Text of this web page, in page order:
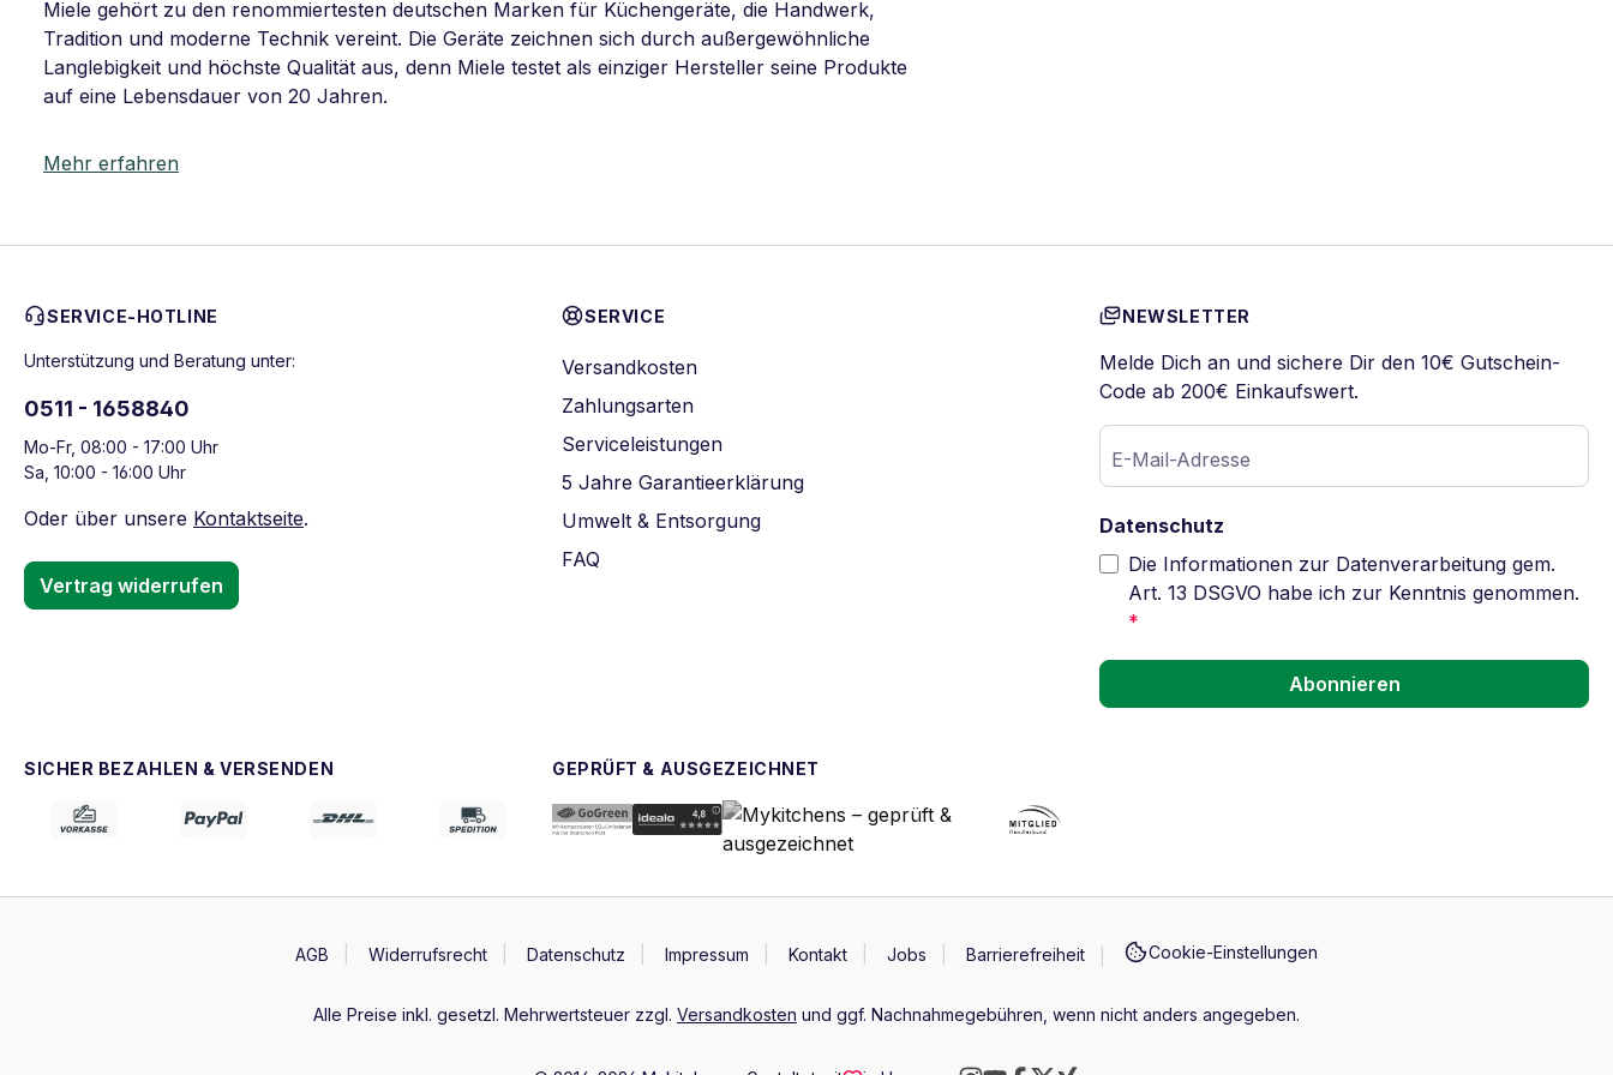
Miele gehört zu den renommiertesten deutschen Marken für Küchengeräte, die Handwerk,
Tradition und moderne Technik vereint. Die Geräte zeichnen sich durch außergewöhnliche
Langlebigkeit und höchste Qualität aus, denn Miele testet als einziger Hersteller seine Produkte
auf eine Lebensdauer von 20 Jahren.
Mehr erfahren
SERVICE-HOTLINE
Unterstützung und Beratung unter:
0511 - 1658840
Mo-Fr, 08:00 - 17:00 Uhr
Sa, 10:00 - 16:00 Uhr
Oder über unsere Kontaktseite.
Vertrag widerrufen
SERVICE
Versandkosten
Zahlungsarten
Serviceleistungen
5 Jahre Garantieerklärung
Umwelt & Entsorgung
FAQ
NEWSLETTER
Melde Dich an und sichere Dir den 10€ Gutschein-
Code ab 200€ Einkaufswert.
E-Mail-Adresse
Datenschutz
Die Informationen zur Datenverarbeitung gem.
Art. 13 DSGVO habe ich zur Kenntnis genommen.
*
Abonnieren
SICHER BEZAHLEN & VERSENDEN GEPRÜFT & AUSGEZEICHNET
AGB Widerrufsrecht Datenschutz Impressum Kontakt Jobs Barrierefreiheit Cookie-Einstellungen
Alle Preise inkl. gesetzl. Mehrwertsteuer zzgl. Versandkosten und ggf. Nachnahmegebühren, wenn nicht anders angegeben.